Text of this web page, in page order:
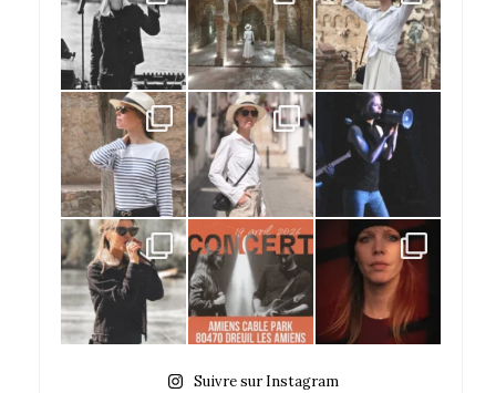
Suivre sur Instagram